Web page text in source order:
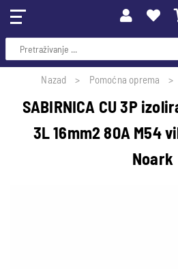
Nazad Pomoćna oprema
SABIRNICA CU 3P
3L 16mm2 80A M54
Noark